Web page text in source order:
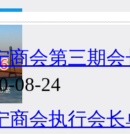
会第三期
08-24
商会执行会